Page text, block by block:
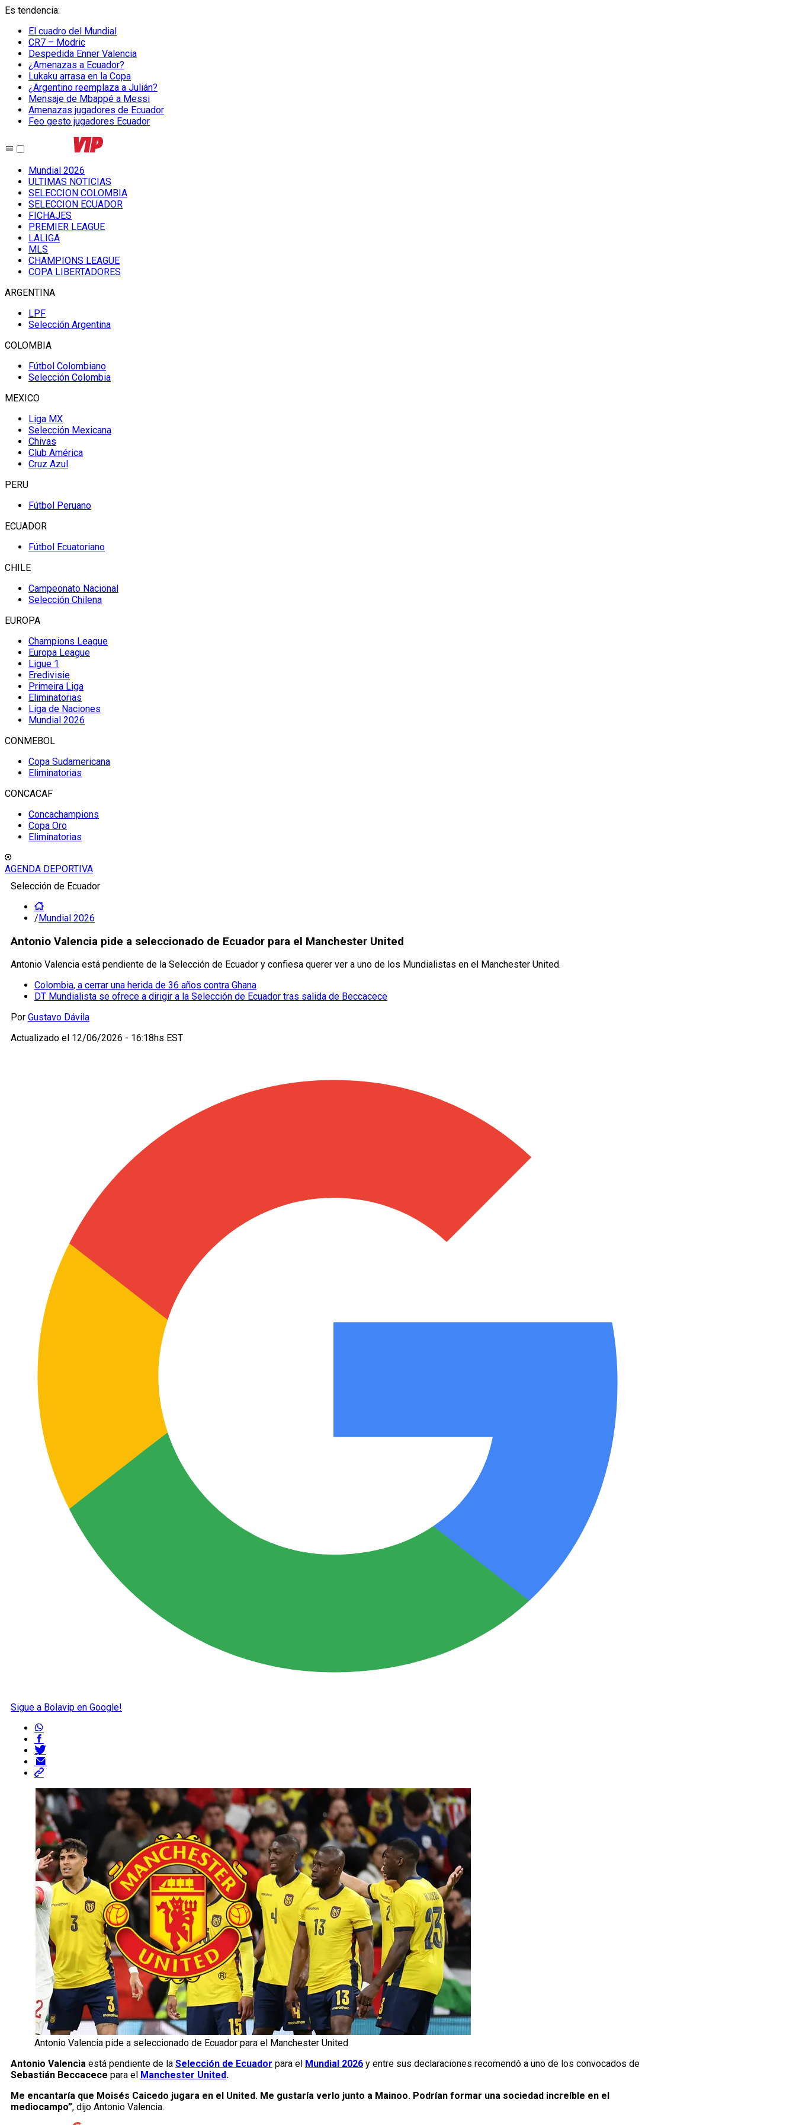
Es tendencia:
El cuadro del Mundial
CR7 – Modric
Despedida Enner Valencia
¿Amenazas a Ecuador?
Lukaku arrasa en la Copa
¿Argentino reemplaza a Julián?
Mensaje de Mbappé a Messi
Amenazas jugadores de Ecuador
Feo gesto jugadores Ecuador
Mundial 2026
ULTIMAS NOTICIAS
SELECCION COLOMBIA
SELECCION ECUADOR
FICHAJES
PREMIER LEAGUE
LALIGA
MLS
CHAMPIONS LEAGUE
COPA LIBERTADORES
ARGENTINA
LPF
Selección Argentina
COLOMBIA
Fútbol Colombiano
Selección Colombia
MEXICO
Liga MX
Selección Mexicana
Chivas
Club América
Cruz Azul
PERU
Fútbol Peruano
ECUADOR
Fútbol Ecuatoriano
CHILE
Campeonato Nacional
Selección Chilena
EUROPA
Champions League
Europa League
Ligue 1
Eredivisie
Primeira Liga
Eliminatorias
Liga de Naciones
Mundial 2026
CONMEBOL
Copa Sudamericana
Eliminatorias
CONCACAF
Concachampions
Copa Oro
Eliminatorias
AGENDA DEPORTIVA
Selección de Ecuador
/Mundial 2026
Antonio Valencia pide a seleccionado de Ecuador para el Manchester United
Antonio Valencia está pendiente de la Selección de Ecuador y confiesa querer ver a uno de los Mundialistas en el Manchester United.
Colombia, a cerrar una herida de 36 años contra Ghana
DT Mundialista se ofrece a dirigir a la Selección de Ecuador tras salida de Beccacece
Por Gustavo Dávila
Actualizado el 12/06/2026 - 16:18hs EST
Sigue a Bolavip en Google!
Antonio Valencia pide a seleccionado de Ecuador para el Manchester United
Antonio Valencia está pendiente de la Selección de Ecuador para el Mundial 2026 y entre sus declaraciones recomendó a uno de los convocados de
Sebastián Beccacece para el Manchester United.
Me encantaría que Moisés Caicedo jugara en el United. Me gustaría verlo junto a Mainoo. Podrían formar una sociedad increíble en el
mediocampo”, dijo Antonio Valencia.